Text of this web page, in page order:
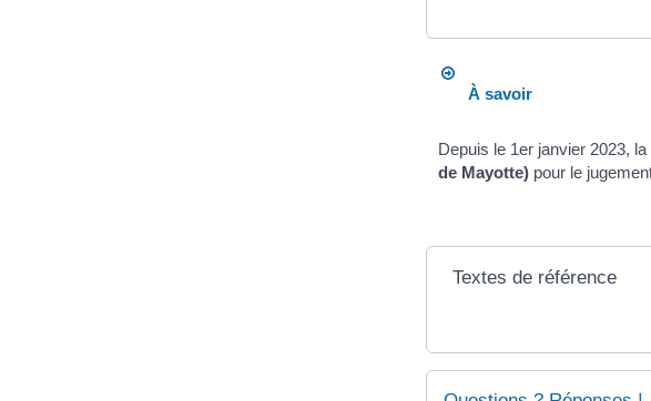
À savoir
Depuis le 1erjanvier 2023, la
de Mayotte)pour le
Textes de référence